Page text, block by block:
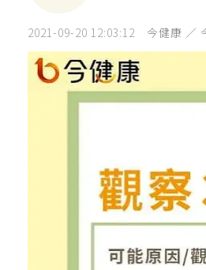
2021-09-20 12:03:12 今健康 ／